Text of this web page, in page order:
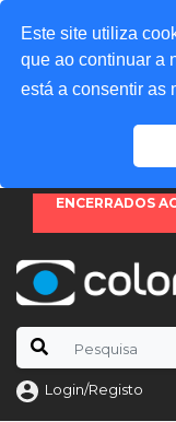
Este site utiliza
que ao continuar a
está a consentir as
ENCERRADOS
Login/Registo